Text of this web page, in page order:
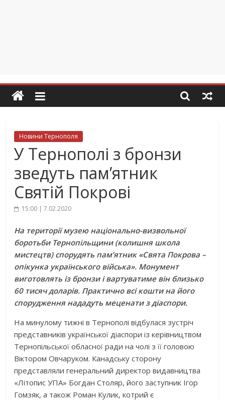
Новини Тернополя
У Тернополі з бронзи
зведуть пам’ятник
Святій Покрові
15:00 | 7.02.2020
На території музею національно-визвольної
боротьби Тернопільщини (колишня школа
мистецтв) спорудять пам’ятник «Свята Покрова –
опікунка українського війська». Монумент
виготовлять із бронзи і вартуватиме він близько
60 тисяч доларів. Практично всі кошти на його
спорудження нададуть меценати з діаспори.
На минулому тижні в Тернополі відбулася зустріч
представників української діаспори із керівництвом
Тернопільської обласної ради на чолі з її головою
Віктором Овчаруком. Канадську сторону
представляли генеральний директор видавництва
«Літопис УПА» Богдан Столяр, його заступник Ігор
Гомзяк, а також Роман Кулик, котрий є